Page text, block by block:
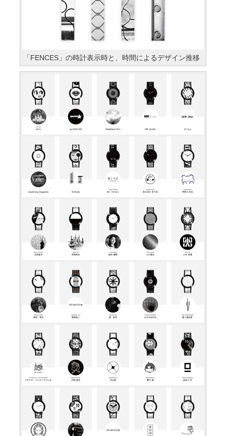
「FENCES」の時計表示時と、時間によるデザイン推移